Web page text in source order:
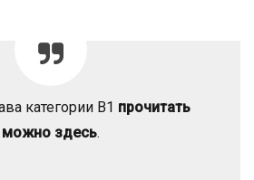
категории B1 прочитать
можно здесь.